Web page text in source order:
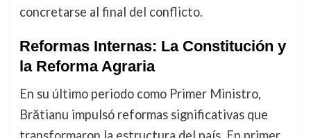
concretarse al final del conflicto.
Reformas Internas: La Constitución y
la Reforma Agraria
En su último periodo como Primer Ministro,
Brătianu impulsó reformas significativas que